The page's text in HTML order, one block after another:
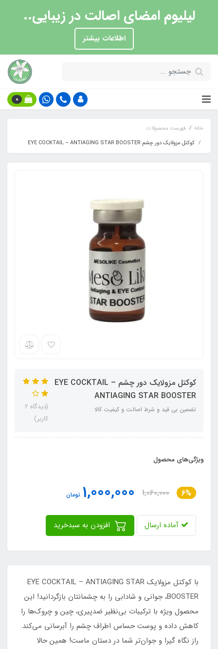
لیلیوم امضای اصالت در زیبایی..
اطلاعات بیشتر
0
خانه
فهرست محصولات
کوکتل مزولایک دور چشم EYE COCKTAIL – ANTIAGING STAR BOOSTER
کوکتل مزولایک دور چشم EYE COCKTAIL –
ANTIAGING STAR BOOSTER
تضمین بی قید و شرط اصالت و کیفیت کالا
(دیدگاه 2
کاربر)
ویژگی‌های محصول
6%
1,060,000
1,000,000 تومان
آماده ارسال
با کوکتل مزولایک EYE COCKTAIL – ANTIAGING STAR
BOOSTER، جوانی و شادابی را به چشمانتان بازگردانید! این
محصول ویژه با ترکیبات بی‌نظیر ضدپیری، چین و چروک‌ها را
کاهش داده و پوست حساس اطراف چشم را آبرسانی می‌کند.
راز نگاه گیرا و جوان‌تر شما در دستان ماست! همین حالا